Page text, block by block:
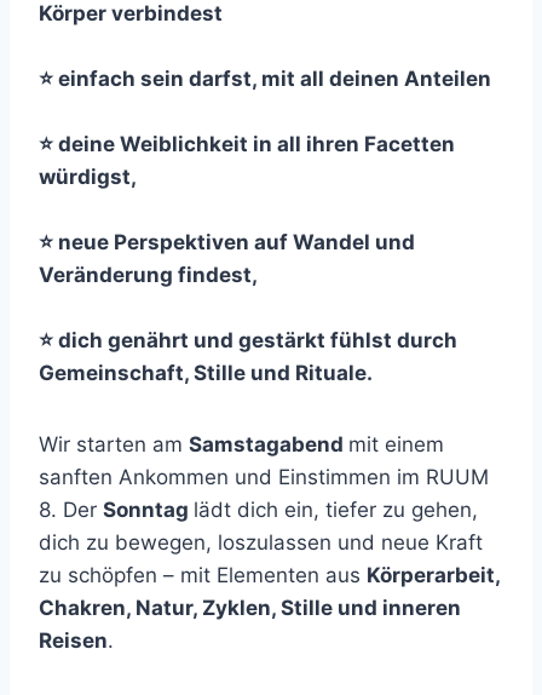
Körper verbindest
⭐ einfach sein darfst, mit all deinen Anteilen
⭐ deine Weiblichkeit in all ihren Facetten
würdigst,
⭐ neue Perspektiven auf Wandel und
Veränderung findest,
⭐ dich genährt und gestärkt fühlst durch
Gemeinschaft, Stille und Rituale.
Wir starten am Samstagabend mit einem
sanften Ankommen und Einstimmen im RUUM
8. Der Sonntag lädt dich ein, tiefer zu gehen,
dich zu bewegen, loszulassen und neue Kraft
zu schöpfen – mit Elementen aus Körperarbeit,
Chakren, Natur, Zyklen, Stille und inneren
Reisen.